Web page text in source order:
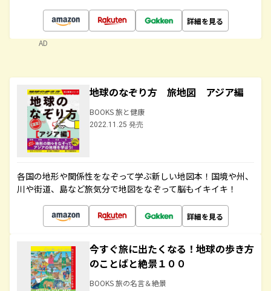
詳細を見る
AD
地球のなぞり方 旅地図 アジア編
BOOKS 旅と健康
2022.11.25 発売
各国の地形や関係性をなぞって学ぶ新しい地図本！国境や州、
川や街道、島など旅気分で地図をなぞって脳もイキイキ！
詳細を見る
今すぐ旅に出たくなる！地球の歩き方
のことばと絶景１００
BOOKS 旅の名言＆絶景